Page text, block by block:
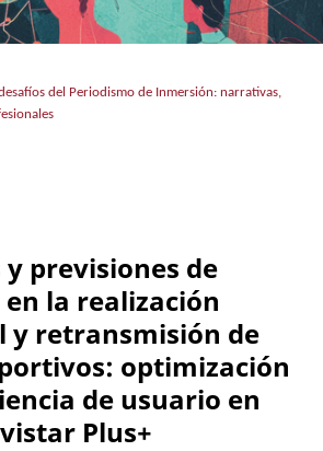
del Periodismo de Inmersión: narrativas,
y previsiones de
la realización
y retransmisión de
optimización
de usuario en
Plus+